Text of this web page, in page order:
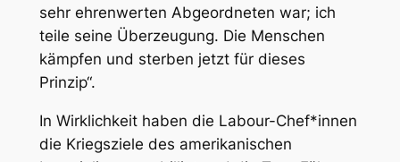
sehr ehrenwerten Abgeordneten war; ich
teile seine Überzeugung. Die Menschen
kämpfen und sterben jetzt für dieses
Prinzip“.
In Wirklichkeit haben die Labour-Chef*innen
die Kriegsziele des amerikanischen